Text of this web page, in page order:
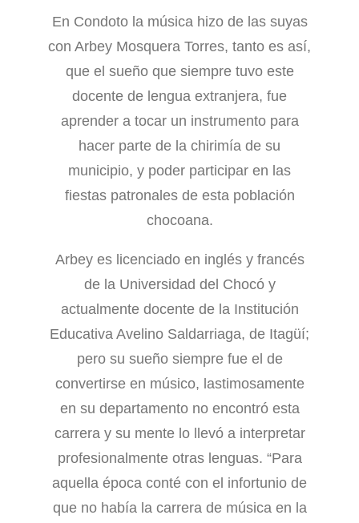
En Condoto la música hizo de las suyas
con Arbey Mosquera Torres, tanto es así,
que el sueño que siempre tuvo este
docente de lengua extranjera, fue
aprender a tocar un instrumento para
hacer parte de la chirimía de su
municipio, y poder participar en las
fiestas patronales de esta población
chocoana.
Arbey es licenciado en inglés y francés
de la Universidad del Chocó y
actualmente docente de la Institución
Educativa Avelino Saldarriaga, de Itagüí;
pero su sueño siempre fue el de
convertirse en músico, lastimosamente
en su departamento no encontró esta
carrera y su mente lo llevó a interpretar
profesionalmente otras lenguas. “Para
aquella época conté con el infortunio de
que no había la carrera de música en la